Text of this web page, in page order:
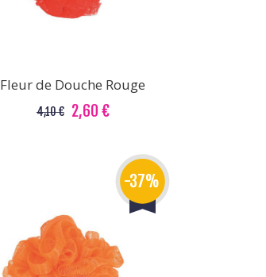
Fleur de Douche Rouge
4,10 € 2,60 €
-37%